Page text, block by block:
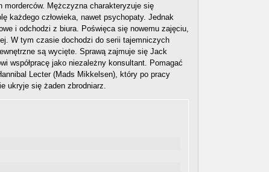
morderców. Mężczyzna charakteryzuje się
każdego człowieka, nawet psychopaty. Jednak
i odchodzi z biura. Poświęca się nowemu zajęciu,
W tym czasie dochodzi do serii tajemniczych
są wycięte. Sprawą zajmuje się Jack
współpracę jako niezależny konsultant. Pomagać
Lecter (Mads Mikkelsen), który po pracy
ukryje się żaden zbrodniarz.